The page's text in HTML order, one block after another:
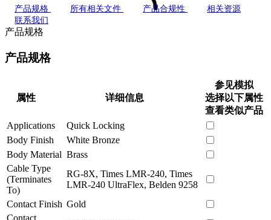
产品规格 所有相关文件 产品合规性
相关资源
联系我们
产品规格
产品规格
属性 详细信息
参见模拟
选择以下属性
查看类似产品
Applications
Quick Locking
Body Finish
White Bronze
Body Material Brass
Cable Type
(Terminates
To)
RG-8X, Times LMR-240, Times
LMR-240 UltraFlex, Belden 9258
Contact Finish Gold
Contact